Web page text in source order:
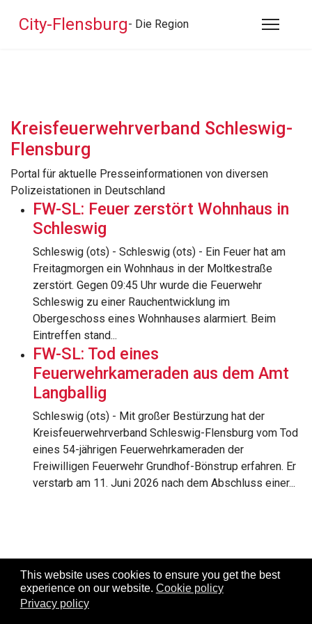
This website uses cookies to ensure you get the best
experience on our website. Cookie policy
Privacy policy
City-Flensburg- Die Region
Kreisfeuerwehrverband Schleswig-
Flensburg
Portal für aktuelle Presseinformationen von diversen
Polizeistationen in Deutschland
FW-SL: Feuer zerstört Wohnhaus in
Schleswig
Schleswig (ots) - Schleswig (ots) - Ein Feuer hat am
Freitagmorgen ein Wohnhaus in der Moltkestraße
zerstört. Gegen 09:45 Uhr wurde die Feuerwehr
Schleswig zu einer Rauchentwicklung im
Obergeschoss eines Wohnhauses alarmiert. Beim
Eintreffen stand...
FW-SL: Tod eines
Feuerwehrkameraden aus dem Amt
Langballig
Schleswig (ots) - Mit großer Bestürzung hat der
Kreisfeuerwehrverband Schleswig-Flensburg vom Tod
eines 54-jährigen Feuerwehrkameraden der
Freiwilligen Feuerwehr Grundhof-Bönstrup erfahren. Er
verstarb am 11. Juni 2026 nach dem Abschluss einer...
Copyright ©